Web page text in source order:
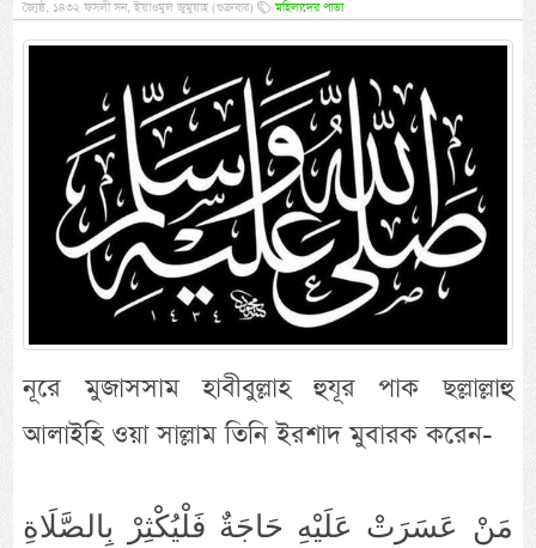
জ্যৈষ্ঠ, ১৪৩২ ফসলী সন, ইয়াওমুল জুমুয়াহ (শুক্রবার)
মহিলাদের পাতা
নূরে মুজাসসাম হাবীবুল্লাহ হুযূর পাক ছল্লাল্লাহু
আলাইহি ওয়া সাল্লাম তিনি ইরশাদ মুবারক করেন-
مَنْ عَسَرَتْ عَلَيْهِ حَاجَةٌ فَلْيُكْثِرْ بِالصَّلَاةِ